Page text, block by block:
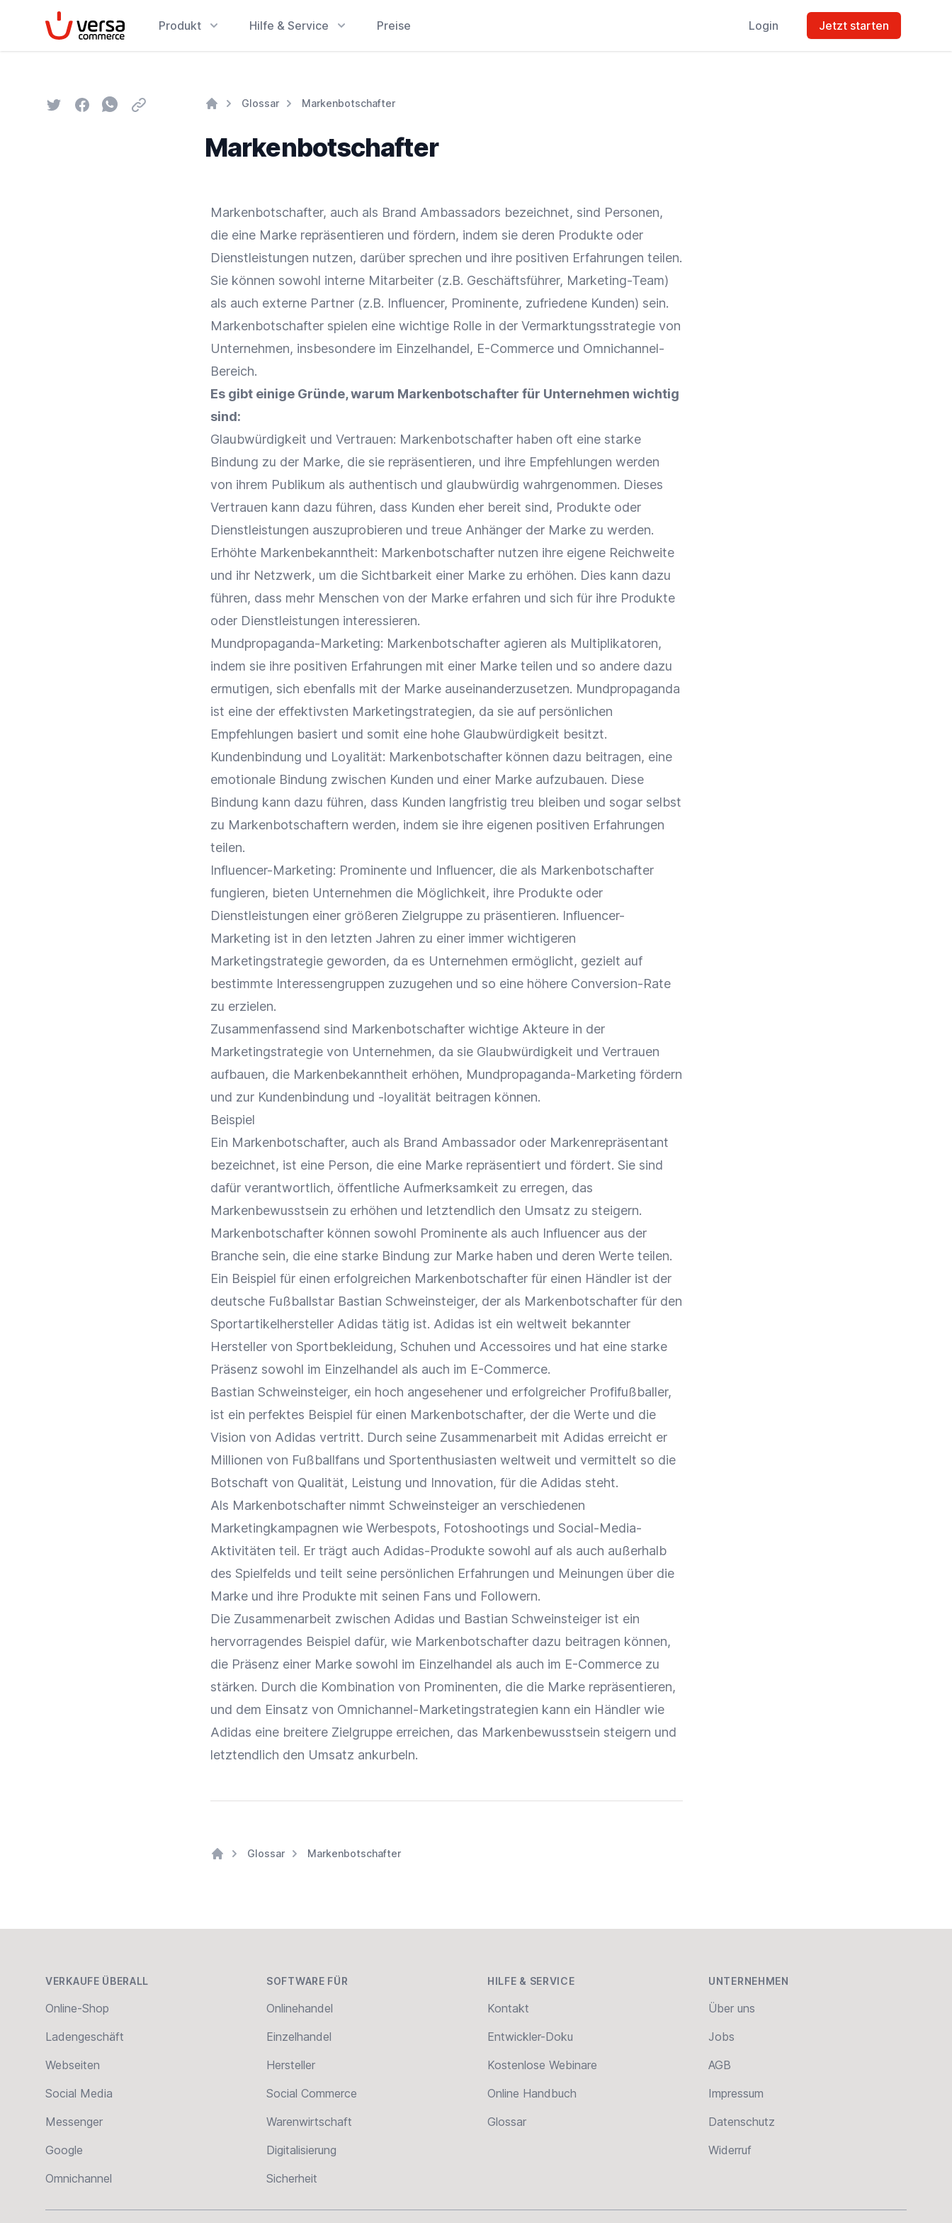
VersaCommerce Produkt Hilfe & Service Preise Login Jetzt starten
TwitterFacebookWhatsapp
Email Glossar Markenbotschafter
Markenbotschafter
Markenbotschafter, auch als Brand Ambassadors bezeichnet, sind Personen,
die eine Marke repräsentieren und fördern, indem sie deren Produkte oder
Dienstleistungen nutzen, darüber sprechen und ihre positiven Erfahrungen teilen.
Sie können sowohl interne Mitarbeiter (z.B. Geschäftsführer, Marketing-Team)
als auch externe Partner (z.B. Influencer, Prominente, zufriedene Kunden) sein.
Markenbotschafter spielen eine wichtige Rolle in der Vermarktungsstrategie von
Unternehmen, insbesondere im Einzelhandel, E-Commerce und Omnichannel-
Bereich.
Es gibt einige Gründe, warum Markenbotschafter für Unternehmen wichtig
sind:
Glaubwürdigkeit und Vertrauen: Markenbotschafter haben oft eine starke
Bindung zu der Marke, die sie repräsentieren, und ihre Empfehlungen werden
von ihrem Publikum als authentisch und glaubwürdig wahrgenommen. Dieses
Vertrauen kann dazu führen, dass Kunden eher bereit sind, Produkte oder
Dienstleistungen auszuprobieren und treue Anhänger der Marke zu werden.
Erhöhte Markenbekanntheit: Markenbotschafter nutzen ihre eigene Reichweite
und ihr Netzwerk, um die Sichtbarkeit einer Marke zu erhöhen. Dies kann dazu
führen, dass mehr Menschen von der Marke erfahren und sich für ihre Produkte
oder Dienstleistungen interessieren.
Mundpropaganda-Marketing: Markenbotschafter agieren als Multiplikatoren,
indem sie ihre positiven Erfahrungen mit einer Marke teilen und so andere dazu
ermutigen, sich ebenfalls mit der Marke auseinanderzusetzen. Mundpropaganda
ist eine der effektivsten Marketingstrategien, da sie auf persönlichen
Empfehlungen basiert und somit eine hohe Glaubwürdigkeit besitzt.
Kundenbindung und Loyalität: Markenbotschafter können dazu beitragen, eine
emotionale Bindung zwischen Kunden und einer Marke aufzubauen. Diese
Bindung kann dazu führen, dass Kunden langfristig treu bleiben und sogar selbst
zu Markenbotschaftern werden, indem sie ihre eigenen positiven Erfahrungen
teilen.
Influencer-Marketing: Prominente und Influencer, die als Markenbotschafter
fungieren, bieten Unternehmen die Möglichkeit, ihre Produkte oder
Dienstleistungen einer größeren Zielgruppe zu präsentieren. Influencer-
Marketing ist in den letzten Jahren zu einer immer wichtigeren
Marketingstrategie geworden, da es Unternehmen ermöglicht, gezielt auf
bestimmte Interessengruppen zuzugehen und so eine höhere Conversion-Rate
zu erzielen.
Zusammenfassend sind Markenbotschafter wichtige Akteure in der
Marketingstrategie von Unternehmen, da sie Glaubwürdigkeit und Vertrauen
aufbauen, die Markenbekanntheit erhöhen, Mundpropaganda-Marketing fördern
und zur Kundenbindung und -loyalität beitragen können.
Beispiel
Ein Markenbotschafter, auch als Brand Ambassador oder Markenrepräsentant
bezeichnet, ist eine Person, die eine Marke repräsentiert und fördert. Sie sind
dafür verantwortlich, öffentliche Aufmerksamkeit zu erregen, das
Markenbewusstsein zu erhöhen und letztendlich den Umsatz zu steigern.
Markenbotschafter können sowohl Prominente als auch Influencer aus der
Branche sein, die eine starke Bindung zur Marke haben und deren Werte teilen.
Ein Beispiel für einen erfolgreichen Markenbotschafter für einen Händler ist der
deutsche Fußballstar Bastian Schweinsteiger, der als Markenbotschafter für den
Sportartikelhersteller Adidas tätig ist. Adidas ist ein weltweit bekannter
Hersteller von Sportbekleidung, Schuhen und Accessoires und hat eine starke
Präsenz sowohl im Einzelhandel als auch im E-Commerce.
Bastian Schweinsteiger, ein hoch angesehener und erfolgreicher Profifußballer,
ist ein perfektes Beispiel für einen Markenbotschafter, der die Werte und die
Vision von Adidas vertritt. Durch seine Zusammenarbeit mit Adidas erreicht er
Millionen von Fußballfans und Sportenthusiasten weltweit und vermittelt so die
Botschaft von Qualität, Leistung und Innovation, für die Adidas steht.
Als Markenbotschafter nimmt Schweinsteiger an verschiedenen
Marketingkampagnen wie Werbespots, Fotoshootings und Social-Media-
Aktivitäten teil. Er trägt auch Adidas-Produkte sowohl auf als auch außerhalb
des Spielfelds und teilt seine persönlichen Erfahrungen und Meinungen über die
Marke und ihre Produkte mit seinen Fans und Followern.
Die Zusammenarbeit zwischen Adidas und Bastian Schweinsteiger ist ein
hervorragendes Beispiel dafür, wie Markenbotschafter dazu beitragen können,
die Präsenz einer Marke sowohl im Einzelhandel als auch im E-Commerce zu
stärken. Durch die Kombination von Prominenten, die die Marke repräsentieren,
und dem Einsatz von Omnichannel-Marketingstrategien kann ein Händler wie
Adidas eine breitere Zielgruppe erreichen, das Markenbewusstsein steigern und
letztendlich den Umsatz ankurbeln.
Glossar Markenbotschafter
VERKAUFE ÜBERALL
Online-Shop
Ladengeschäft
Webseiten
Social Media
Messenger
Google
Omnichannel
SOFTWARE FÜR
Onlinehandel
Einzelhandel
Hersteller
Social Commerce
Warenwirtschaft
Digitalisierung
Sicherheit
HILFE & SERVICE
Kontakt
Entwickler-Doku
Kostenlose Webinare
Online Handbuch
Glossar
UNTERNEHMEN
Über uns
Jobs
AGB
Impressum
Datenschutz
Widerruf